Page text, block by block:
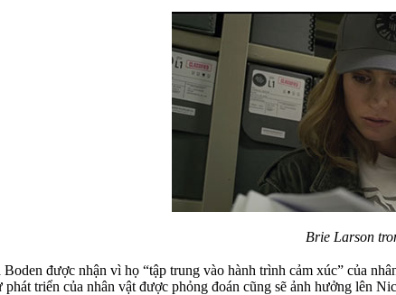
Brie Larson
được nhận vì họ “tập trung vào hành trình cảm xúc” của
triển của nhân vật được phỏng đoán cũng sẽ ảnh hưởng lên